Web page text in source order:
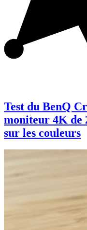
Test du BenQ
moniteur 4K de
sur les couleurs